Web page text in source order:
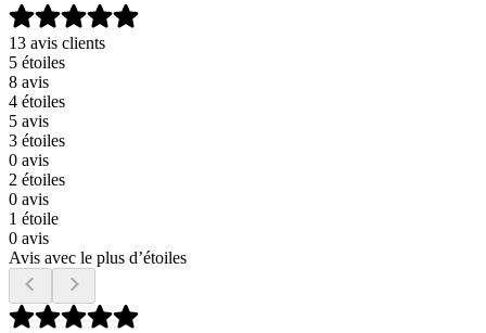
13 avis clients
5 étoiles
8 avis
4 étoiles
5 avis
3 étoiles
0 avis
2 étoiles
0 avis
1 étoile
0 avis
Avis avec le plus d’étoiles